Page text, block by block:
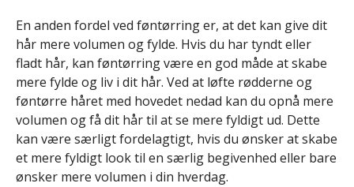
En anden fordel ved føntørring er, at det kan give dit
hår mere volumen og fylde. Hvis du har tyndt eller
fladt hår, kan føntørring være en god måde at skabe
mere fylde og liv i dit hår. Ved at løfte rødderne og
føntørre håret med hovedet nedad kan du opnå mere
volumen og få dit hår til at se mere fyldigt ud. Dette
kan være særligt fordelagtigt, hvis du ønsker at skabe
et mere fyldigt look til en særlig begivenhed eller bare
ønsker mere volumen i din hverdag.